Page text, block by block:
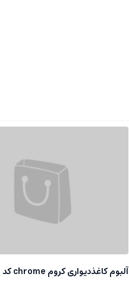
آلبوم کاغذدیواری کروم chrome کد 13118